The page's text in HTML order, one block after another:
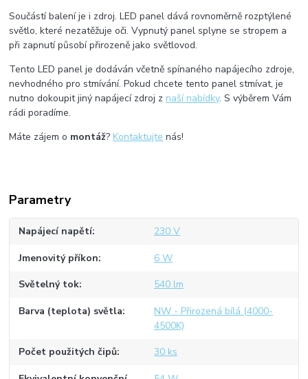
Součástí balení je i zdroj. LED panel dává rovnoměrně rozptýlené
světlo, které nezatěžuje oči. Vypnutý panel splyne se stropem a
při zapnutí působí přirozeně jako světlovod.
Tento LED panel je dodáván včetně spínaného napájecího zdroje,
nevhodného pro stmívání. Pokud chcete tento panel stmívat, je
nutno dokoupit jiný napájecí zdroj z naší nabídky. S výběrem Vám
rádi poradíme.
Máte zájem o montáž? Kontaktujte nás!
Parametry
Napájecí napětí 230 V
Jmenovitý příkon 6 W
Světelný tok 540 lm
Barva (teplota) světla
NW - Přirozená bílá (4000-
4500K)
Počet použitých čipů 30 ks